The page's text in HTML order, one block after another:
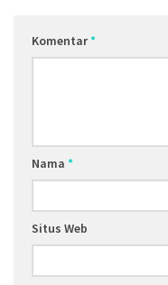
Komentar*
Nama *
Situs Web